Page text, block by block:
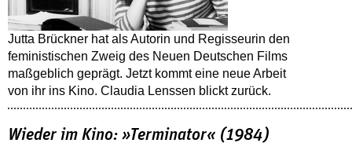
Jutta Brückner hat als Autorin und Regisseurin den
feministischen Zweig des Neuen Deutschen Films
maßgeblich geprägt. Jetzt kommt eine neue Arbeit
von ihr ins Kino. Claudia Lenssen blickt zurück.
Wieder im Kino: »Terminator« (1984)